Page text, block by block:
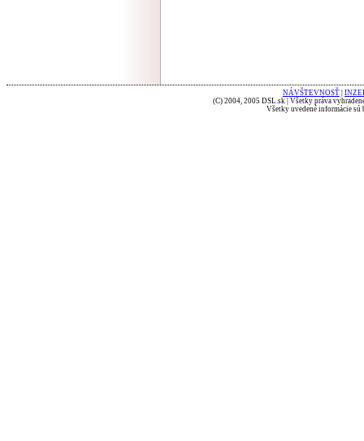
NÁVŠTEVNOSŤ
(C) 2004, 2005 DSL.sk | Všetky práva
Všetky uvedené informácie sú